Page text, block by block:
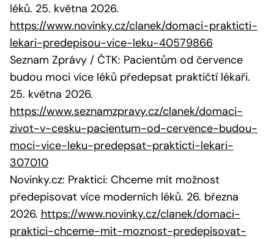
léků. 25. května 2026.
https://www.novinky.cz/clanek/domaci-prakticti-
lekari-predepisou-vice-leku-40579866
Seznam Zprávy / ČTK: Pacientům od července
budou moci více léků předepsat praktičtí lékaři.
25. května 2026.
https://www.seznamzpravy.cz/clanek/domaci-
zivot-v-cesku-pacientum-od-cervence-budou-
moci-vice-leku-predepsat-prakticti-lekari-
307010
Novinky.cz: Praktici: Chceme mít možnost
předepisovat více moderních léků. 26. března
2026. https://www.novinky.cz/clanek/domaci-
praktici-chceme-mit-moznost-predepisovat-